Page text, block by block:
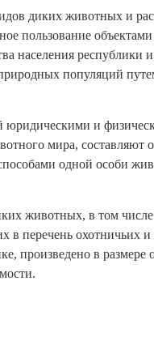
диких животных и
пользование объектами
населения республики и
популяций
юридическими и
мира, составляют
одной особи
животных, в том числе
в перечень охотничьих
произведено в размере